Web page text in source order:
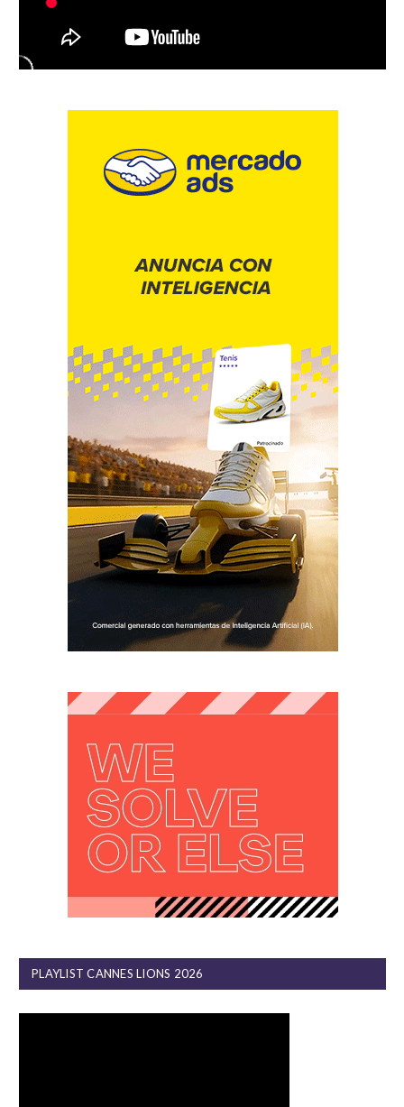
PLAYLIST CANNES LIONS 2026